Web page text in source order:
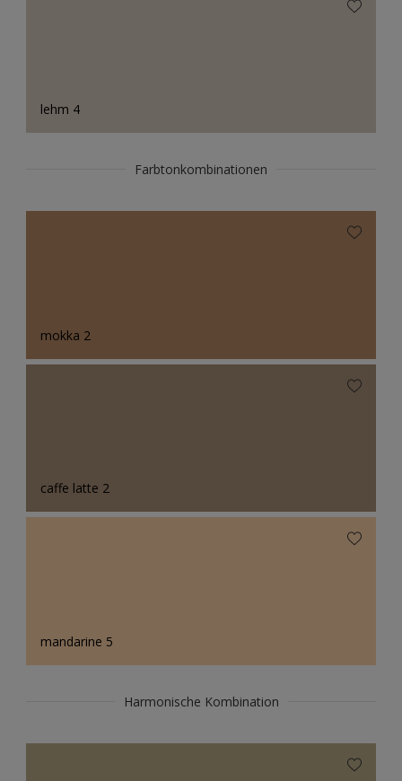
lehm 4
Farbtonkombinationen
mokka 2
caffe latte 2
mandarine 5
Harmonische Kombination